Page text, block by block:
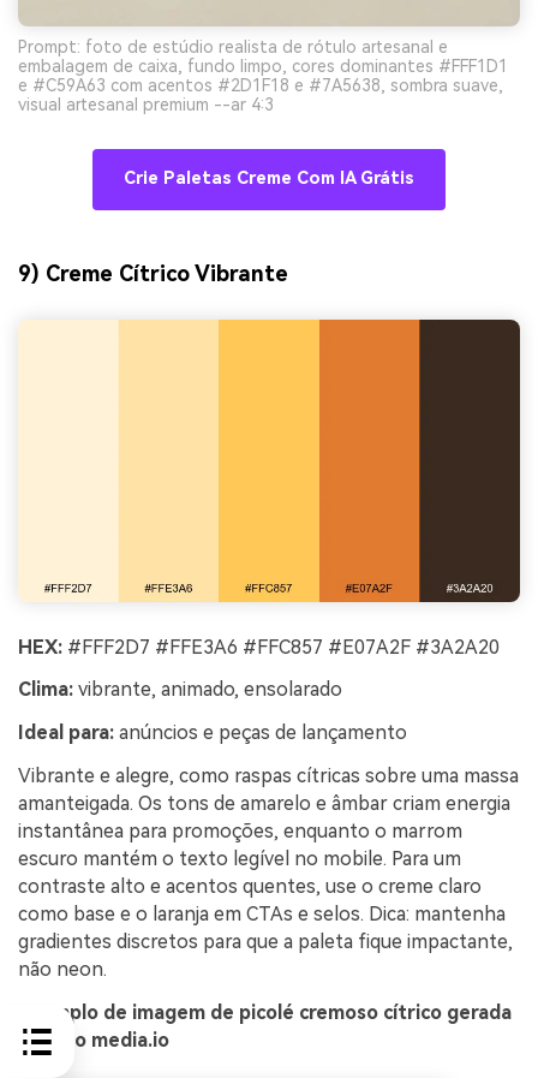
Prompt: foto de estúdio realista de rótulo artesanal e
embalagem de caixa, fundo limpo, cores dominantes #FFF1D1
e #C59A63 com acentos #2D1F18 e #7A5638, sombra suave,
visual artesanal premium --ar 4:3
Crie Paletas Creme Com IA Grátis
9) Creme Cítrico Vibrante
HEX: #FFF2D7 #FFE3A6 #FFC857 #E07A2F #3A2A20
Clima: vibrante, animado, ensolarado
Ideal para: anúncios e peças de lançamento
Vibrante e alegre, como raspas cítricas sobre uma massa
amanteigada. Os tons de amarelo e âmbar criam energia
instantânea para promoções, enquanto o marrom
escuro mantém o texto legível no mobile. Para um
contraste alto e acentos quentes, use o creme claro
como base e o laranja em CTAs e selos. Dica: mantenha
gradientes discretos para que a paleta fique impactante,
não neon.
Exemplo de imagem de picolé cremoso cítrico gerada
usando media.io